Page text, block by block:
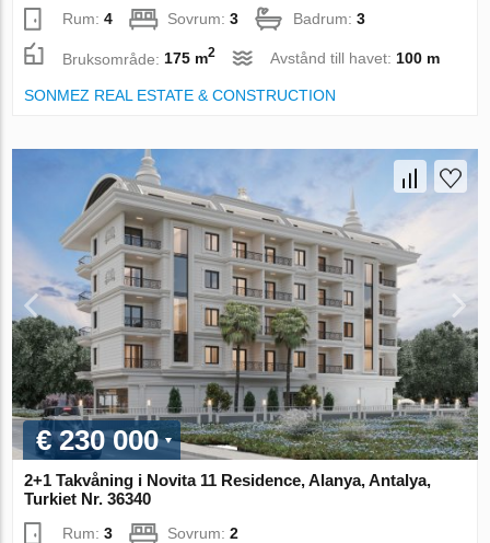
Rum:4 Sovrum:3 Badrum:3
Bruksområde:175 m2 Avstånd till havet:100 m
SONMEZ REAL ESTATE & CONSTRUCTION
€ 230 000
2+1 Takvåning i Novita 11 Residence, Alanya, Antalya,
Turkiet Nr. 36340
Rum:3 Sovrum:2